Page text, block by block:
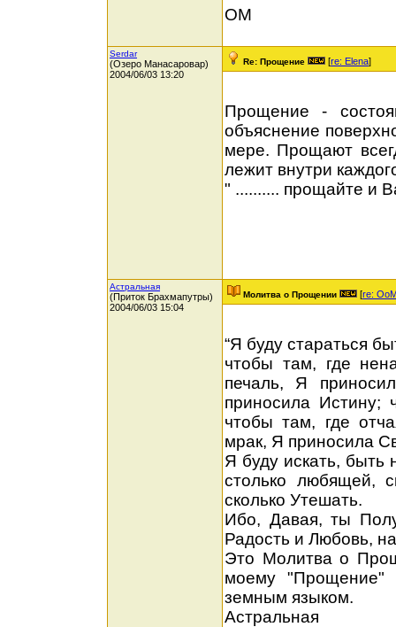
ОМ
Serdar
(Озеро Манасаровар)
2004/06/03 13:20
Re: Прощение [re: Elena]
Прощение -
объяснение
мере. Прощают
лежит внутри
" .......... прощайте и
Астральная
(Приток Брахмапутры)
2004/06/03 15:04
Молитва о Прощении [re:
“Я буду стараться
чтобы там, где
печаль, Я
приносила Истину;
чтобы там, где
мрак, Я приносила
Я буду искать, быть
столько любящей,
сколько Утешать.
Ибо, Давая, ты
Радость и Любовь,
Это Молитва о
моему "Прощение"
земным языком.
Астральная